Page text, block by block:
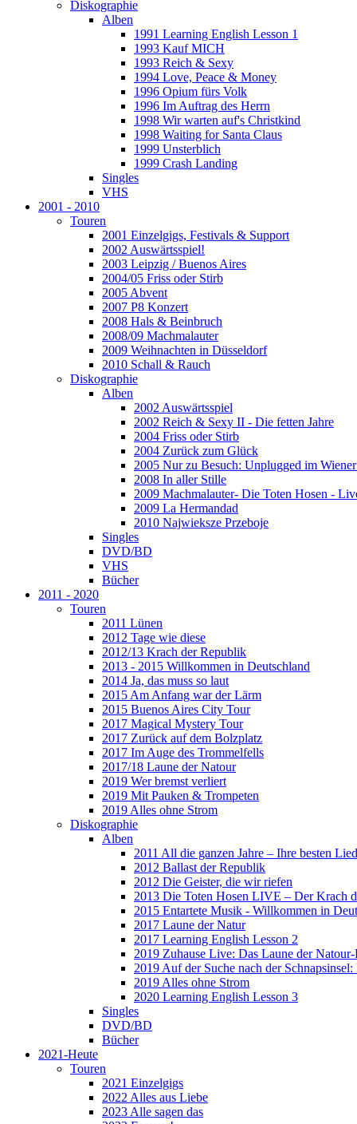
Diskographie
Alben
1991 Learning English Lesson 1
1993 Kauf MICH
1993 Reich & Sexy
1994 Love, Peace & Money
1996 Opium fürs Volk
1996 Im Auftrag des Herrn
1998 Wir warten auf's Christkind
1998 Waiting for Santa Claus
1999 Unsterblich
1999 Crash Landing
Singles
VHS
2001 - 2010
Touren
2001 Einzelgigs, Festivals & Support
2002 Auswärtsspiel!
2003 Leipzig / Buenos Aires
2004/05 Friss oder Stirb
2005 Abvent
2007 P8 Konzert
2008 Hals & Beinbruch
2008/09 Machmalauter
2009 Weihnachten in Düsseldorf
2010 Schall & Rauch
Diskographie
Alben
2002 Auswärtsspiel
2002 Reich & Sexy II - Die fetten Jahre
2004 Friss oder Stirb
2004 Zurück zum Glück
2005 Nur zu Besuch: Unplugged im
2008 In aller Stille
2009 Machmalauter- Die Toten Hosen -
2009 La Hermandad
2010 Najwieksze Przeboje
Singles
DVD/BD
VHS
Bücher
2011 - 2020
Touren
2011 Lünen
2012 Tage wie diese
2012/13 Krach der Republik
2013 - 2015 Willkommen in Deutschland
2014 Ja, das muss so laut
2015 Am Anfang war der Lärm
2015 Buenos Aires City Tour
2017 Magical Mystery Tour
2017 Zurück auf dem Bolzplatz
2017 Im Auge des Trommelfells
2017/18 Laune der Natour
2019 Wer bremst verliert
2019 Mit Pauken & Trompeten
2019 Alles ohne Strom
Diskographie
Alben
2011 All die ganzen Jahre – Ihre besten
2012 Ballast der Republik
2012 Die Geister, die wir riefen
2013 Die Toten Hosen LIVE – Der Krach
2015 Entartete Musik - Willkommen in
2017 Laune der Natur
2017 Learning English Lesson 2
2019 Zuhause Live: Das Laune der
2019 Auf der Suche nach der
2019 Alles ohne Strom
2020 Learning English Lesson 3
Singles
DVD/BD
Bücher
2021-Heute
Touren
2021 Einzelgigs
2022 Alles aus Liebe
2023 Alle sagen das